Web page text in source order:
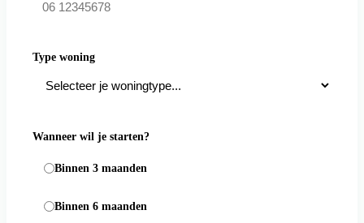
Type woning
Wanneer wil je starten?
Binnen 3 maanden
Binnen 6 maanden